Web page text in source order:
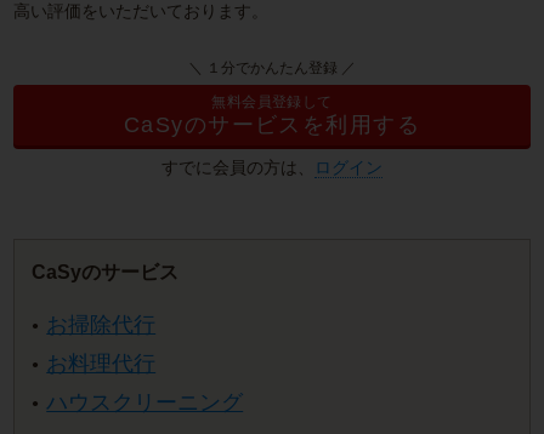
高い評価をいただいております。
＼ １分でかんたん登録 ／
無料会員登録して
CaSyのサービスを利用する
すでに会員の方は、 ログイン
CaSyのサービス
お掃除代行
お料理代行
ハウスクリーニング